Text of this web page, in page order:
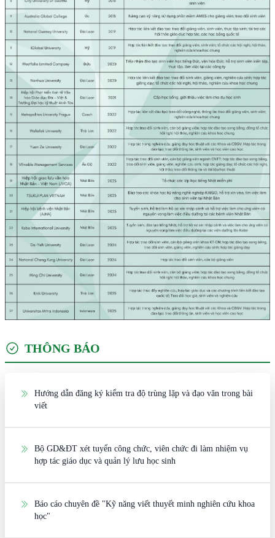
THÔNG BÁO
Hướng dẫn đăng ký kiểm tra độ trùng lặp và đạo văn trong bài
viết
Bộ GD&ĐT xét tuyển công chức, viên chức đi làm nhiệm vụ
hợp tác giáo dục và quản lý lưu học sinh
Báo cáo chuyên đề "Kỹ năng viết thuyết minh nghiên cứu khoa
học"